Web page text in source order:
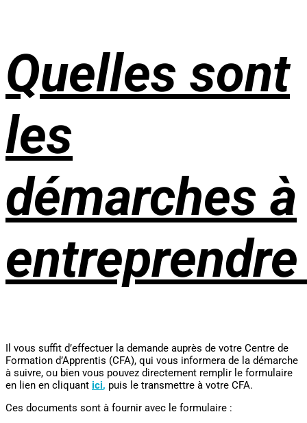
Quelles sont
les
démarches à
Il vous suffit d’effectuer la demande auprès de votre Centre de
Formation d’Apprentis (CFA), qui vous informera de la démarche
à suivre, ou bien vous pouvez directement remplir le formulaire
en lien en cliquant ici, puis le transmettre à votre CFA.
Ces documents sont à fournir avec le formulaire :